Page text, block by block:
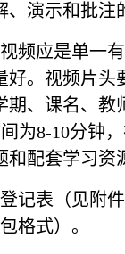
演示和批注
频应是单一
好。视频片头
、课名、
为8-10分钟
配套学习资
记表（见附件
格式）。